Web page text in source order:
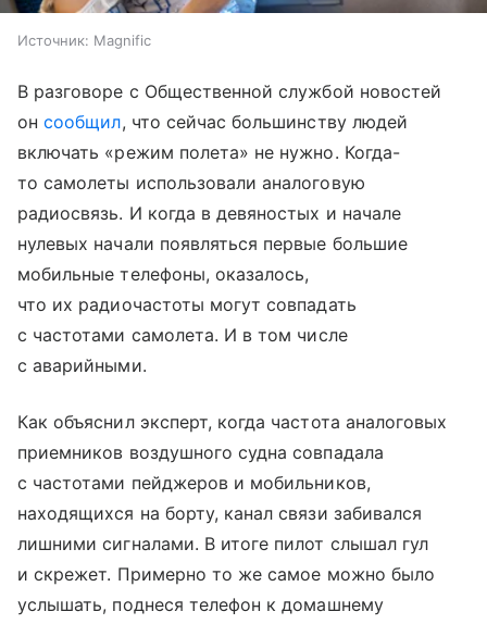
Источник: Magnific
В разговоре с Общественной службой новостей
онсообщил, что сейчас большинству людей
включать «режим полета» не нужно. Когда-
то самолеты использовали аналоговую
радиосвязь. И когда в девяностых и начале
нулевых начали появляться первые большие
мобильные телефоны, оказалось,
что их радиочастоты могут совпадать
с частотами самолета. И в том числе
с аварийными.
Как объяснил эксперт, когда частота аналоговых
приемников воздушного судна совпадала
с частотами пейджеров и мобильников,
находящихся на борту, канал связи забивался
лишними сигналами. В итоге пилот слышал гул
и скрежет. Примерно то же самое можно было
услышать, поднеся телефон к домашнему